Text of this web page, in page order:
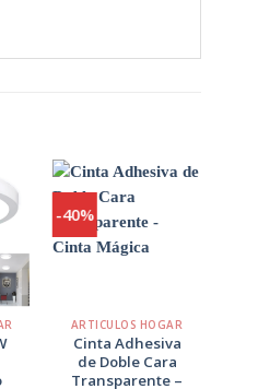
-40%
Agregar
ARTICULOS HOGAR
Cinta Adhesiva
de Doble Cara
Transparente –